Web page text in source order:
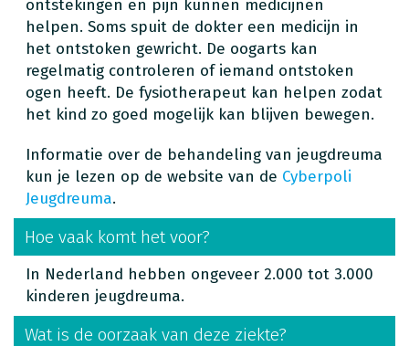
ontstekingen en pijn kunnen medicijnen
helpen. Soms spuit de dokter een medicijn in
het ontstoken gewricht. De oogarts kan
regelmatig controleren of iemand ontstoken
ogen heeft. De fysiotherapeut kan helpen zodat
het kind zo goed mogelijk kan blijven bewegen.
Informatie over de behandeling van jeugdreuma
kun je lezen op de website van de Cyberpoli
Jeugdreuma.
Hoe vaak komt het voor?
In Nederland hebben ongeveer 2.000 tot 3.000
kinderen jeugdreuma.
Wat is de oorzaak van deze ziekte?